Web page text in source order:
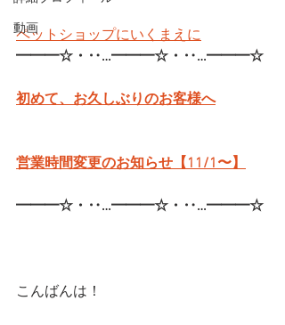
動画
ペットショップにいくまえに
━━━☆・‥…━━━☆・‥…━━━☆
初めて、お久しぶりのお客様へ
営業時間変更のお知らせ【11/1〜】
━━━☆・‥…━━━☆・‥…━━━☆
こんばんは！